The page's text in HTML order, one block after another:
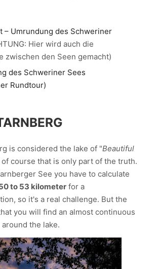
– Umrundung des Schweriner
Hier wird auch die
zwischen den Seen gemacht)
des Schweriner Sees
Rundtour)
is considered the lake of "Beautiful
of course that is only part of the truth.
See you have to calculate
to 53 kilometer for a
so it's a real challenge. But the
you will find an almost continuous
the lake.